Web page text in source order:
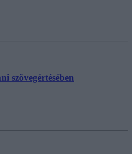
szövegértésében